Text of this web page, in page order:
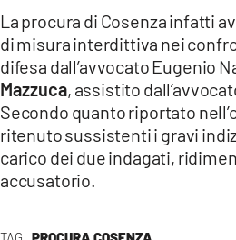
App
ANDROID
APPLE
La procura di Cosenza infatti
di misura interdittiva nei
difesa dall’avvocato Eugenio
Mazzuca, assistito
Secondo quanto riportato
ritenuto sussistenti i gravi
carico dei due indagati,
accusatorio.